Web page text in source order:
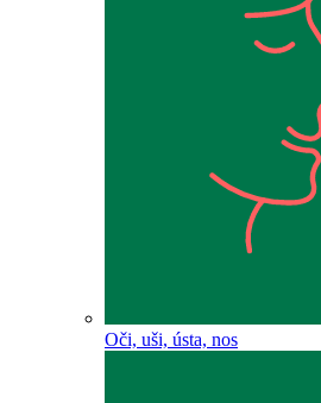
Oči, uši, ústa, nos